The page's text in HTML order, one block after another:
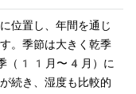
位置し、年間を通じ
。季節は大きく乾季
（11月〜4月）に
続き、湿度も比較的